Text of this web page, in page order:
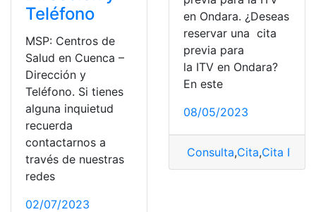
Teléfono
MSP: Centros de
Salud en Cuenca –
Dirección y
Teléfono. Si tienes
alguna inquietud
recuerda
contactarnos a
través de nuestras
redes
02/07/2023
en Ondara. ¿Deseas
reservar una cita
previa para
la ITV en Ondara?
En este
08/05/2023
Consulta,Cita,Cita ITV